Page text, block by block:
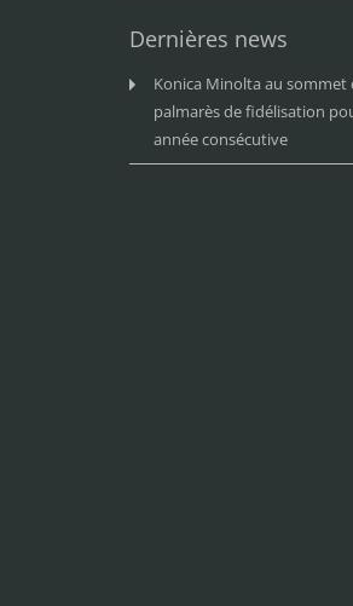
Dernières news
Konica Minolta au sommet
palmarès de fidélisation
année consécutive